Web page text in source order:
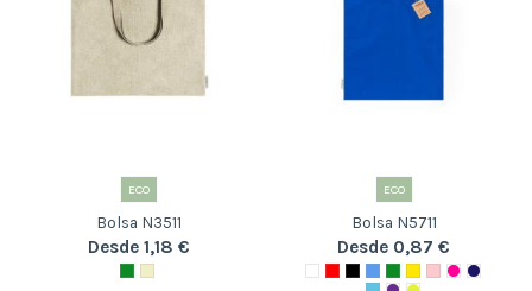
ECO
Bolsa N3511
Desde 1,18 €
ECO
Bolsa N5711
Desde 0,87 €